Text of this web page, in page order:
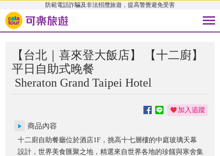
防範電話詐騙及非法招攬旅遊，提高警覺避免受害
【台北｜喜來登大飯店】 【十二廚】
平日自助式晚餐
Sheraton Grand Taipei Hotel
加入追蹤
商品內容
十二廚自助餐廳位於酒店1F，挑高十七層樓的中庭玻璃天幕
設計，世界美食匯聚之地，精選來自世界各地的珍饈與寒舍集